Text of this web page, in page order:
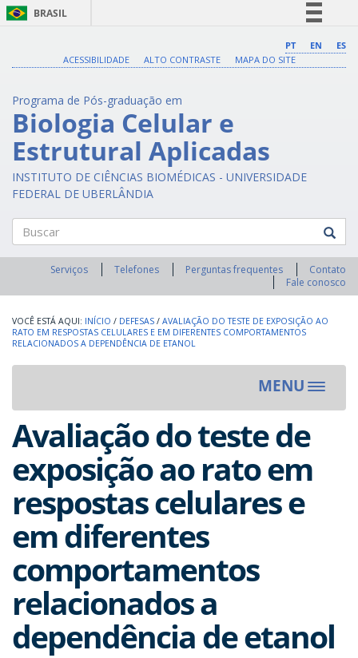
BRASIL
Comunica BR
Legislação
Canais
PT EN
ES
ACESSIBILIDADE
ALTO CONTRASTE MAPA DO SITE
Programa de Pós-graduação em
Biologia Celular e
Estrutural Aplicadas
INSTITUTO DE CIÊNCIAS BIOMÉDICAS - UNIVERSIDADE
FEDERAL DE UBERLÂNDIA
Buscar
Serviços Telefones Perguntas frequentes
Contato
Fale conosco
INÍCIO / DEFESAS / AVALIAÇÃO DO TESTE DE EXPOSIÇÃO AO
RATO EM RESPOSTAS CELULARES E EM DIFERENTES COMPORTAMENTOS
RELACIONADOS A DEPENDÊNCIA DE ETANOL
MENU
Toggle
Avaliação do teste de
exposição ao rato em
respostas celulares e
em diferentes
comportamentos
relacionados a
dependência de etanol